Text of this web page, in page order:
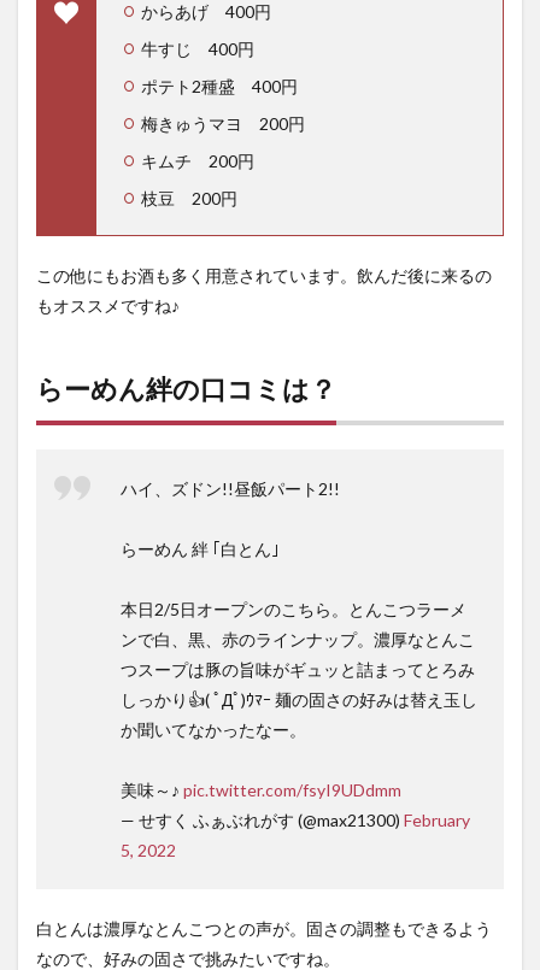
からあげ 400円
牛すじ 400円
ポテト2種盛 400円
梅きゅうマヨ 200円
キムチ 200円
枝豆 200円
この他にもお酒も多く用意されています。飲んだ後に来るの
もオススメですね♪
らーめん絆の口コミは？
ハイ、ズドン!!昼飯パート2!!
らーめん 絆 ｢白とん｣
本日2/5日オープンのこちら。とんこつラーメ
ンで白、黒、赤のラインナップ。濃厚なとんこ
つスープは豚の旨味がギュッと詰まってとろみ
しっかり👍️( ﾟДﾟ)ｳﾏｰ 麺の固さの好みは替え玉し
か聞いてなかったなー。
美味～♪ pic.twitter.com/fsyI9UDdmm
— せすく ふぁぶれがす (@max21300) February
5, 2022
白とんは濃厚なとんこつとの声が。固さの調整もできるよう
なので、好みの固さで挑みたいですね。